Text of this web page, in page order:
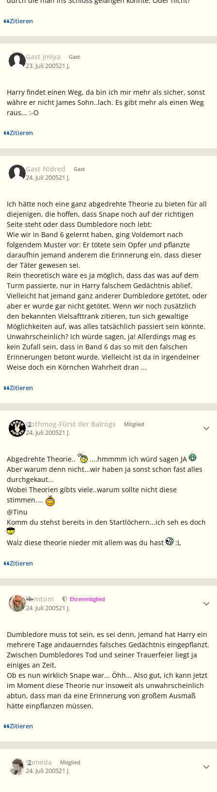
Zitieren
Gast jmiya Gast
23. Juli 200521 J.
Harry findet einen Weg, da bin ich mir mehr als sicher, sonst
währe er nicht James Sohn..lach. Es gibt mehr als einen Weg
raus... :-O
Zitieren
Gast Nidred Gast
24. Juli 200521 J.
Ich hätte noch eine ganz abgedrehte Theorie zu bieten für all
diejenigen, die hoffen, dass Snape noch auf der richtigen
Seite steht oder dass Dumbledore noch lebt:
Wie wir in Band 6 gelernt haben, ging Voldemort nach
folgendem Muster vor: Er tötete sein Opfer und pflanzte
daraufhin jemand anderem die Erinnerung ein, dass dieser
der Täter gewesen sei.
Rein theoretisch wäre es ja möglich, dass das was auf dem
Turm passierte, nur in Harry falschem Gedächtnis ablief.
Vielleicht hat jemand ganz anderer Dumbledore getötet, oder
aber er wurde gar nicht getötet. Wenn wir noch zusätzlich
den bekannten Vielsafttrank zitieren, tun sich gewaltige
Möglichkeiten auf, was alles tatsächlich passiert sein könnte.
Unwahrscheinlich? Ich würde sagen, ja! Allerdings mag es
kein Zufall sein, dass in Band 6 das so mit den falschen
Erinnerungen betont wurde. Vielleicht ist da in irgendeiner
Weise doch ein Körnchen Wahrheit dran ...
Zitieren
Gothmog-Fürst der Balrogs Mitglied
24. Juli 200521 J.
Abgedrehte Theorie..
....hmmmm ich würd sagen JA
Aber warum denn nicht...wir haben ja sonst schon fast alles
durchgekaut...
Wobei Theorien gibts viele..warum sollte nicht diese
stimmen....
@Tinu
Komm du stehst bereits in den Startlöchern...ich seh es doch
Walz diese theorie nieder mit allem was du hast :L
Zitieren
Tomtom Ehrenmitglied
24. Juli 200521 J.
Dumbledore muss tot sein, es sei denn, jemand hat Harry ein
mehrere Tage andauerndes falsches Gedächtnis eingepflanzt.
Zwischen Dumbledores Tod und seiner Trauerfeier liegt ja
einiges an Zeit.
Ob es nun wirklich Snape war... Öhh... Also gut, ich kann jetzt
im Moment diese Theorie nur insoweit als unwahrscheinlich
abtun, dass man da eine Erinnerung von großem Ausmaß
hätte einpflanzen müssen.
Zitieren
Sameda Mitglied
24. Juli 200521 J.